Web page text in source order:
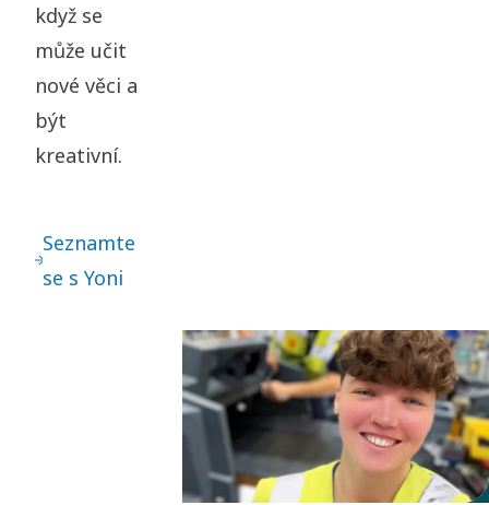
když se
může učit
nové věci a
být
kreativní.
Seznamte
se s Yoni